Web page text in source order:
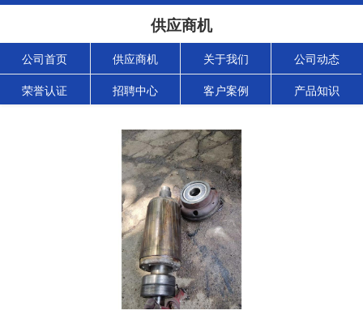
供应商机
公司首页 供应商机 关于我们 公司动态
荣誉认证 招聘中心 客户案例 产品知识